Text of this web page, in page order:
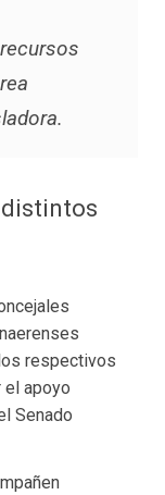
distintos
respectivos
el apoyo
Senado